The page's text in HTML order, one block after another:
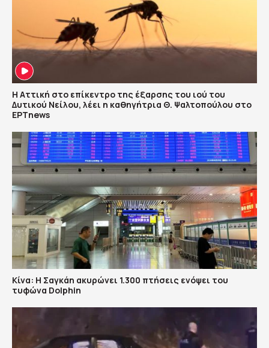
Η Αττική στο επίκεντρο της έξαρσης του ιού του
Δυτικού Νείλου, λέει η καθηγήτρια Θ. Ψαλτοπούλου στο
ΕΡΤnews
Κίνα: Η Σαγκάη ακυρώνει 1.300 πτήσεις ενόψει του
τυφώνα Dolphin